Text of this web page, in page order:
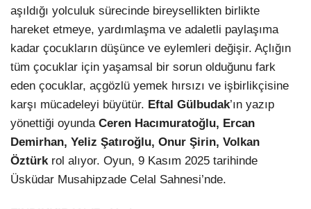
aşıldığı yolculuk sürecinde bireysellikten birlikte
hareket etmeye, yardımlaşma ve adaletli paylaşıma
kadar çocukların düşünce ve eylemleri değişir. Açlığın
tüm çocuklar için yaşamsal bir sorun olduğunu fark
eden çocuklar, açgözlü yemek hırsızı ve işbirlikçisine
karşı mücadeleyi büyütür. Eftal Gülbudak’ın yazıp
yönettiği oyunda Ceren Hacımuratoğlu, Ercan
Demirhan, Yeliz Şatıroğlu, Onur Şirin, Volkan
Öztürkrol alıyor. Oyun, 9 Kasım 2025 tarihinde
Üsküdar Musahipzade Celal Sahnesi’nde.